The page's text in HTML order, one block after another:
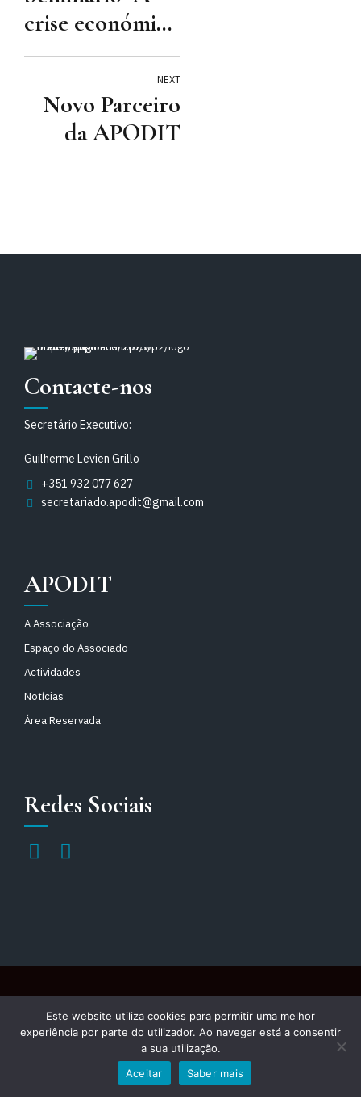
crise económica
e a sua
alterações ao
direito do
trabalho
NEXT
Novo Parceiro
da APODIT
Contacte-nos
Secretário Executivo:
Guilherme Levien Grillo
+351 932 077 627
secretariado.apodit@gmail.com
APODIT
A Associação
Espaço do Associado
Actividades
Notícias
Área Reservada
Redes Sociais
Política de Cookies
Este website utiliza cookies para permitir uma melhor
experiência por parte do utilizador. Ao navegar está a consentir
a sua utilização.
Aceitar
Saber mais